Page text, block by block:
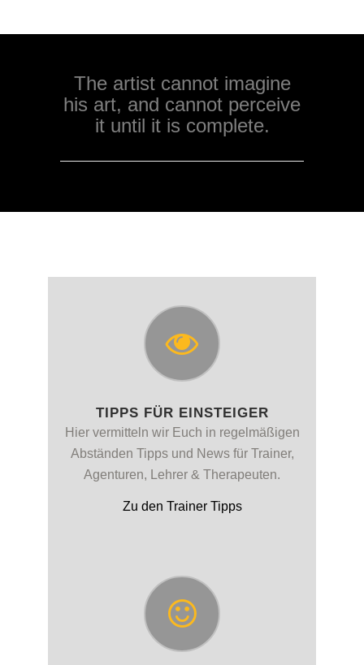
The artist cannot imagine
his art, and cannot perceive
it until it is complete.
TIPPS FÜR EINSTEIGER
Hier vermitteln wir Euch in regelmäßigen
Abständen Tipps und News für Trainer,
Agenturen, Lehrer & Therapeuten.
Zu den Trainer Tipps